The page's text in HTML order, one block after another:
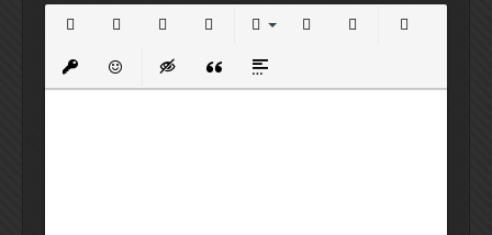
Вставить защищенную ссылку
Вставить смайлик
Вставка скрытого текста
Вставка цитаты
Вставка спойлера